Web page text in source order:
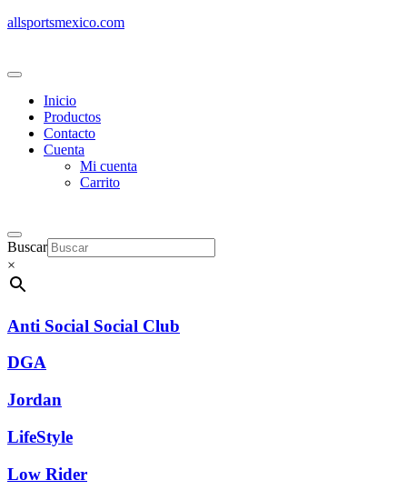
allsportsmexico.com
Inicio
Productos
Contacto
Cuenta
Mi cuenta
Carrito
Buscar
×
Anti Social Social Club
DGA
Jordan
LifeStyle
Low Rider